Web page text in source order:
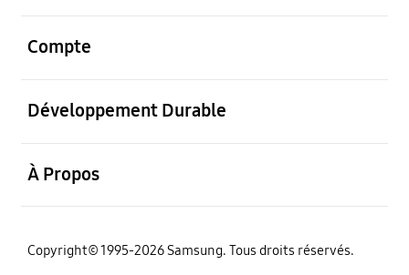
Compte
Développement Durable
À Propos
‌Copyright© 1995-2026 Samsung. Tous droits réservés.